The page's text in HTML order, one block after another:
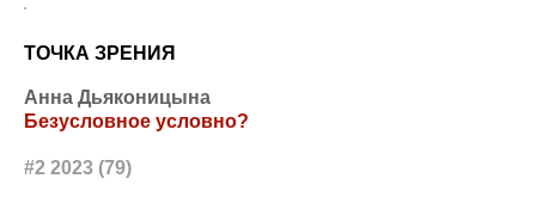
ТОЧКА ЗРЕНИЯ
Анна Дьяконицына
Безусловное условно?
#2 2023 (79)